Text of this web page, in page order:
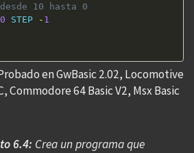
10 hasta 0
0 STEP - 1
en GwBasic 2.02, Locomotive
Commodore 64 Basic V2, Msx Basic
6.4: Crea un programa que